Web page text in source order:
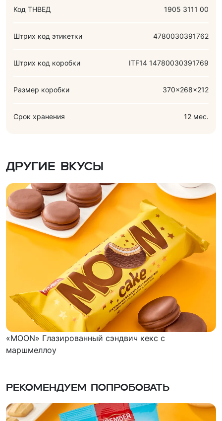
Код ТНВЕД 1905 3111 00
Штрих код этикетки 4780030391762
Штрих код коробки ITF14 14780030391769
Размер коробки 370x268x212
Срок хранения 12 мес.
Другие вкусы
«MOON» Глазированный сэндвич кекс с
маршмеллоу
Рекомендуем попробовать